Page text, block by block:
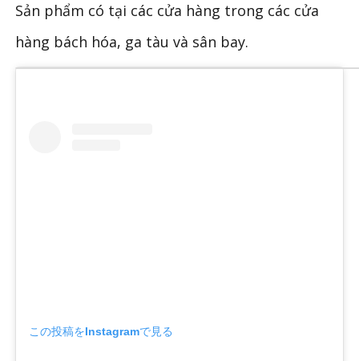
Sản phẩm có tại các cửa hàng trong các cửa
hàng bách hóa, ga tàu và sân bay.
この投稿をInstagramで見る